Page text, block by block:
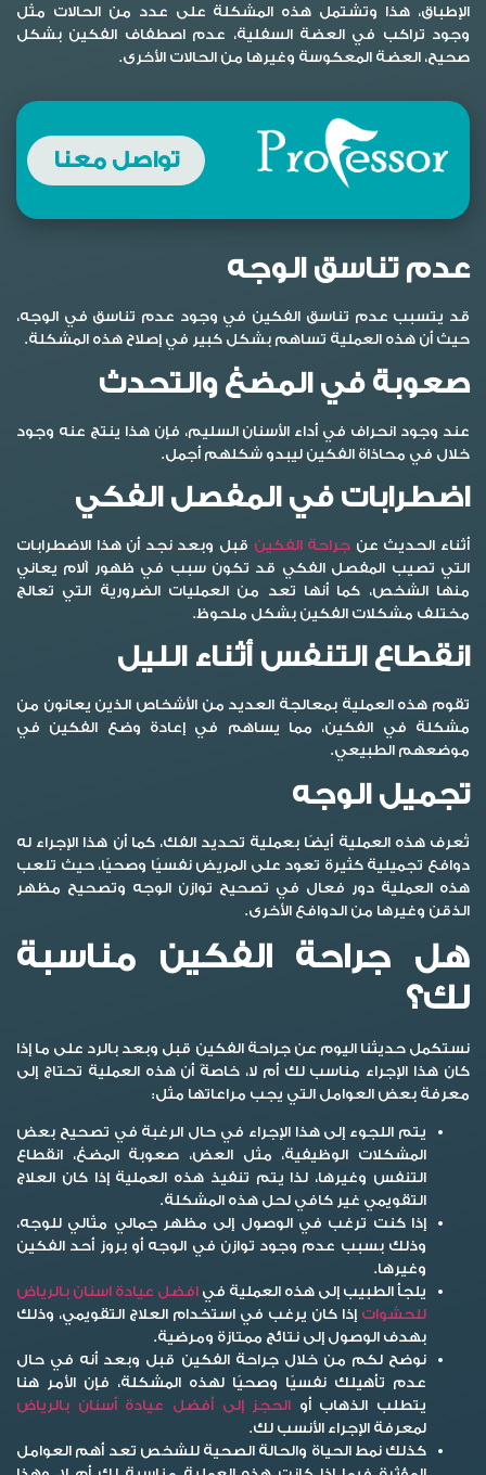
الإطباق، هذا وتشتمل هذه المشكلة على عدد من الحالات مثل
وجود تراكب في العضة السفلية، عدم اصطفاف الفكين بشكل
صحيح، العضة المعكوسة وغيرها من الحالات الأخرى.
تواصل معنا
عدم تناسق الوجه
قد يتسبب عدم تناسق الفكين في وجود عدم تناسق في الوجه،
حيث أن هذه العملية تساهم بشكل كبير في إصلاح هذه المشكلة.
صعوبة في المضغ والتحدث
عند وجود انحراف في أداء الأسنان السليم، فإن هذا ينتج عنه وجود
خلال في محاذاة الفكين ليبدو شكلهم أجمل.
اضطرابات في المفصل الفكي
أثناء الحديث عن جراحة الفكين قبل وبعد نجد أن هذا الاضطرابات
التي تصيب المفصل الفكي قد تكون سبب في ظهور آلام يعاني
منها الشخص، كما أنها تعد من العمليات الضرورية التي تعالج
مختلف مشكلات الفكين بشكل ملحوظ.
انقطاع التنفس أثناء الليل
تقوم هذه العملية بمعالجة العديد من الأشخاص الذين يعانون من
مشكلة في الفكين، مما يساهم في إعادة وضع الفكين في
موضعهم الطبيعي.
تجميل الوجه
تُعرف هذه العملية أيضًا بعملية تحديد الفك، كما أن هذا الإجراء له
دوافع تجميلية كثيرة تعود على المريض نفسيًا وصحيًا، حيث تلعب
هذه العملية دور فعال في تصحيح توازن الوجه وتصحيح مظهر
الذقن وغيرها من الدوافع الأخرى.
هل جراحة الفكين مناسبة
لك؟
نستكمل حديثنا اليوم عن جراحة الفكين قبل وبعد بالرد على ما إذا
كان هذا الإجراء مناسب لك أم لا، خاصةً أن هذه العملية تحتاج إلى
معرفة بعض العوامل التي يجب مراعاتها مثل:
يتم اللجوء إلى هذا الإجراء في حال الرغبة في تصحيح بعض
المشكلات الوظيفية، مثل العض، صعوبة المضغ، انقطاع
التنفس وغيرها، لذا يتم تنفيذ هذه العملية إذا كان العلاج
التقويمي غير كافي لحل هذه المشكلة.
إذا كنت ترغب في الوصول إلى مظهر جمالي مثالي للوجه،
وذلك بسبب عدم وجود توازن في الوجه أو بروز أحد الفكين
وغيرها.
يلجأ الطبيب إلى هذه العملية في افضل عيادة اسنان بالرياض
للحشوات إذا كان يرغب في استخدام العلاج التقويمي، وذلك
بهدف الوصول إلى نتائج ممتازة ومرضية.
نوضح لكم من خلال جراحة الفكين قبل وبعد أنه في حال
عدم تأهيلك نفسيًا وصحيًا لهذه المشكلة، فإن الأمر هنا
يتطلب الذهاب أو الحجز إلى أفضل عيادة أسنان بالرياض
لمعرفة الإجراء الأنسب لك.
كذلك نمط الحياة والحالة الصحية للشخص تعد أهم العوامل